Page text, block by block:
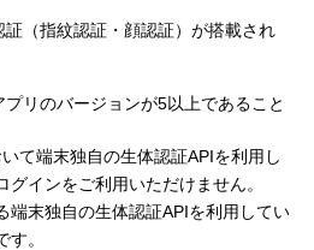
証（指紋認証・顔認証）が搭載され
リのバージョンが5以上であること
て端末独自の生体認証APIを利用し
インをご利用いただけません。
端末独自の生体認証APIを利用してい
。